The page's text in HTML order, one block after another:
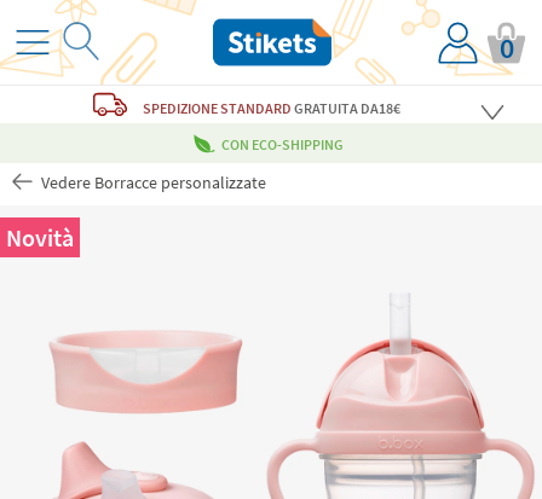
0
SPEDIZIONE STANDARD GRATUITADA18€
CON ECO-SHIPPING
Vedere Borracce personalizzate
Novità